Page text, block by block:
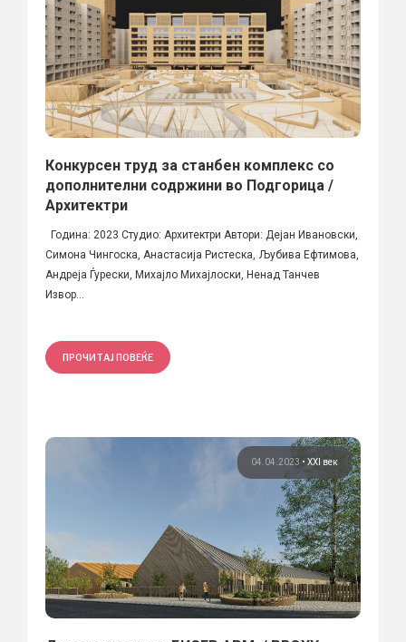
Конкурсен труд за станбен комплекс со
дополнителни содржини во Подгорица /
Архитектри
Година: 2023 Студио: Архитектри Автори: Дејан Ивановски,
Симона Чингоска, Анастасија Ристеска, Љубива Ефтимова,
Андреја Ѓурески, Михајло Михајлоски, Ненад Танчев
Извор...
ПРОЧИТАЈ ПОВЕЌЕ
04.04.2023 • XXI век